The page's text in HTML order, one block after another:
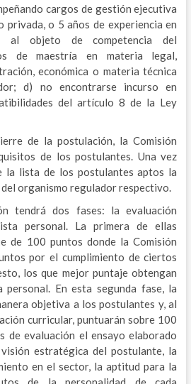
cargos de gestión ejecutiva
privada, o 5 años de experiencia en
al objeto de competencia del
de maestría en materia legal,
económica o materia técnica
d) no encontrarse incurso en
del artículo 8 de la Ley
de la postulación, la Comisión
de los postulantes. Una vez
la lista de los postulantes aptos la
organismo regulador respectivo.
tendrá dos fases: la evaluación
personal. La primera de ellas
de 100 puntos donde la Comisión
por el cumplimiento de ciertos
los que mejor puntaje obtengan
En esta segunda fase, la
objetiva a los postulantes y, al
curricular, puntuarán sobre 100
de evaluación el ensayo elaborado
estratégica del postulante, la
en el sector, la aptitud para la